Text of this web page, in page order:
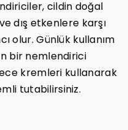
cildin doğal
dış etkenlere karşı
olur. Günlük kullanım
bir nemlendirici
kremleri kullanarak
tutabilirsiniz.